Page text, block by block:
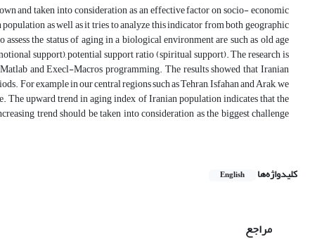
and taken into consideration as an effective factor on socio- economic
as well as it tries to analyze this indicator from both geographic
the status of aging in a biological environment are such as old age
support), potential support ratio (spiritual support). The research is
and Execl-Macros programming. The results showed that Iranian
For example in our central regions such as Tehran, Isfahan and Arak, we
The upward trend in aging index of Iranian population indicates that the
trend should be taken into consideration as the biggest challenge
کلیدواژه‌ها English
مراجع